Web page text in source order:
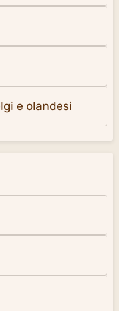
e olandesi